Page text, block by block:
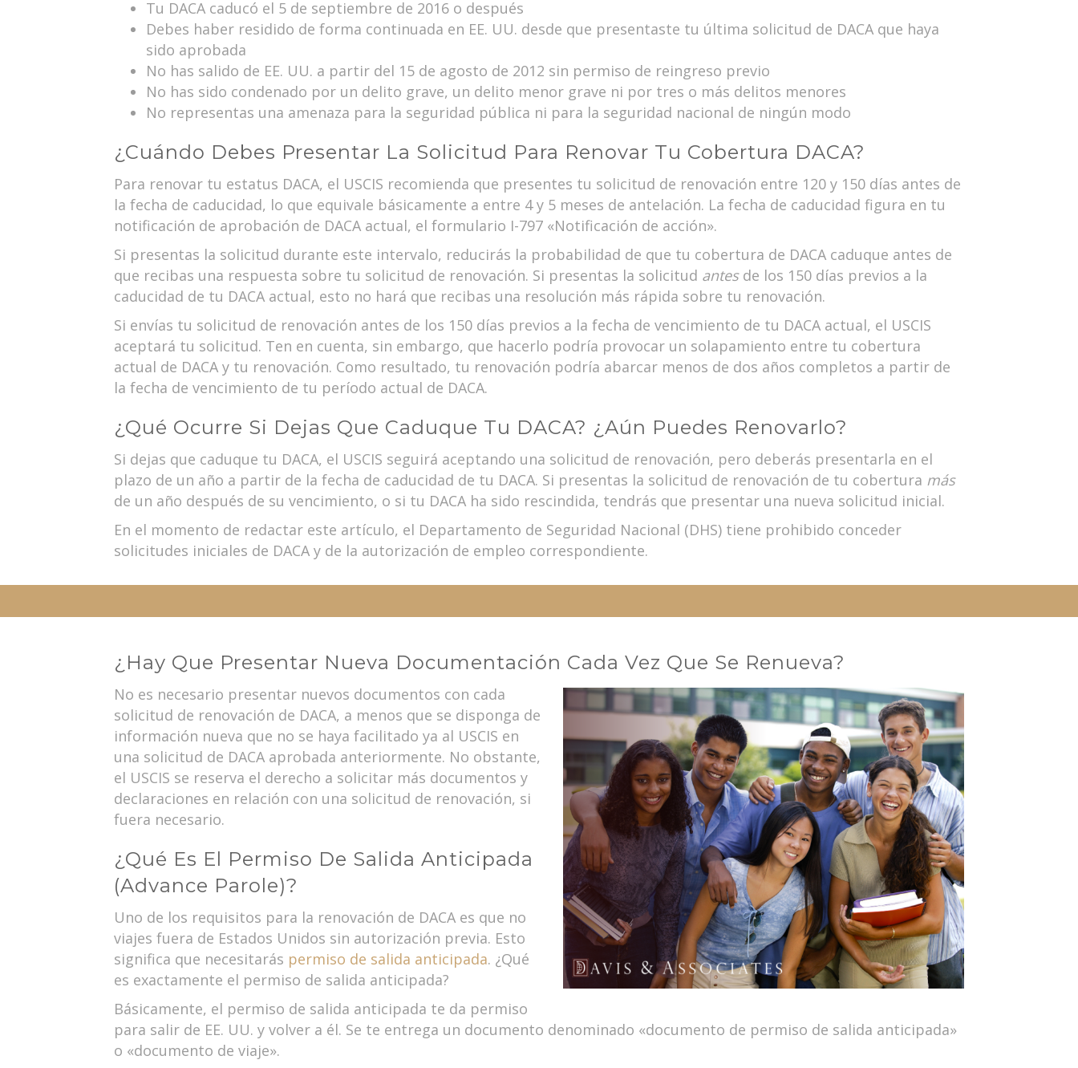
Tu DACA caducó el 5 de septiembre de 2016 o después
Debes haber residido de forma continuada en EE. UU. desde que presentaste tu última solicitud de DACA que haya
sido aprobada
No has salido de EE. UU. a partir del 15 de agosto de 2012 sin permiso de reingreso previo
No has sido condenado por un delito grave, un delito menor grave ni por tres o más delitos menores
No representas una amenaza para la seguridad pública ni para la seguridad nacional de ningún modo
¿Cuándo Debes Presentar La Solicitud Para Renovar Tu Cobertura DACA?
Para renovar tu estatus DACA, el USCIS recomienda que presentes tu solicitud de renovación entre 120 y 150 días antes de
la fecha de caducidad, lo que equivale básicamente a entre 4 y 5 meses de antelación. La fecha de caducidad figura en tu
notificación de aprobación de DACA actual, el formulario I-797 «Notificación de acción».
Si presentas la solicitud durante este intervalo, reducirás la probabilidad de que tu cobertura de DACA caduque antes de
que recibas una respuesta sobre tu solicitud de renovación. Si presentas la solicitud antesde los 150 días previos a la
caducidad de tu DACA actual, esto no hará que recibas una resolución más rápida sobre tu renovación.
Si envías tu solicitud de renovación antes de los 150 días previos a la fecha de vencimiento de tu DACA actual, el USCIS
aceptará tu solicitud. Ten en cuenta, sin embargo, que hacerlo podría provocar un solapamiento entre tu cobertura
actual de DACA y tu renovación. Como resultado, tu renovación podría abarcar menos de dos años completos a partir de
la fecha de vencimiento de tu período actual de DACA.
¿Qué Ocurre Si Dejas Que Caduque Tu DACA? ¿Aún Puedes Renovarlo?
Si dejas que caduque tu DACA, el USCIS seguirá aceptando una solicitud de renovación, pero deberás presentarla en el
plazo de un año a partir de la fecha de caducidad de tu DACA. Si presentas la solicitud de renovación de tu cobertura más
de un año después de su vencimiento, o si tu DACA ha sido rescindida, tendrás que presentar una nueva solicitud inicial.
En el momento de redactar este artículo, el Departamento de Seguridad Nacional (DHS) tiene prohibido conceder
solicitudes iniciales de DACA y de la autorización de empleo correspondiente.
¿Hay Que Presentar Nueva Documentación Cada Vez Que Se Renueva?
No es necesario presentar nuevos documentos con cada
solicitud de renovación de DACA, a menos que se disponga de
información nueva que no se haya facilitado ya al USCIS en
una solicitud de DACA aprobada anteriormente. No obstante,
el USCIS se reserva el derecho a solicitar más documentos y
declaraciones en relación con una solicitud de renovación, si
fuera necesario.
¿Qué Es El Permiso De Salida Anticipada
(Advance Parole)?
Uno de los requisitos para la renovación de DACA es que no
viajes fuera de Estados Unidos sin autorización previa. Esto
significa que necesitarás permiso de salida anticipada. ¿Qué
es exactamente el permiso de salida anticipada?
Básicamente, el permiso de salida anticipada te da permiso
para salir de EE. UU. y volver a él. Se te entrega un documento denominado «documento de permiso de salida anticipada»
o «documento de viaje».